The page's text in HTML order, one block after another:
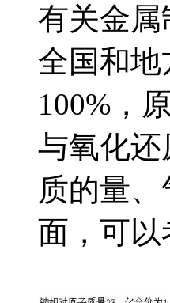
有关金
全国和
100%，
与氧化
质的量
面，可以